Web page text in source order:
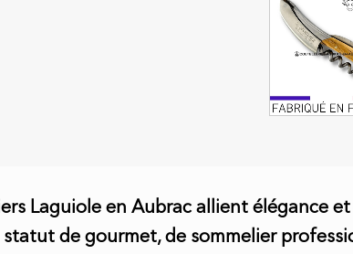
Laguiole en Aubrac allient élégance
de gourmet, de sommelier